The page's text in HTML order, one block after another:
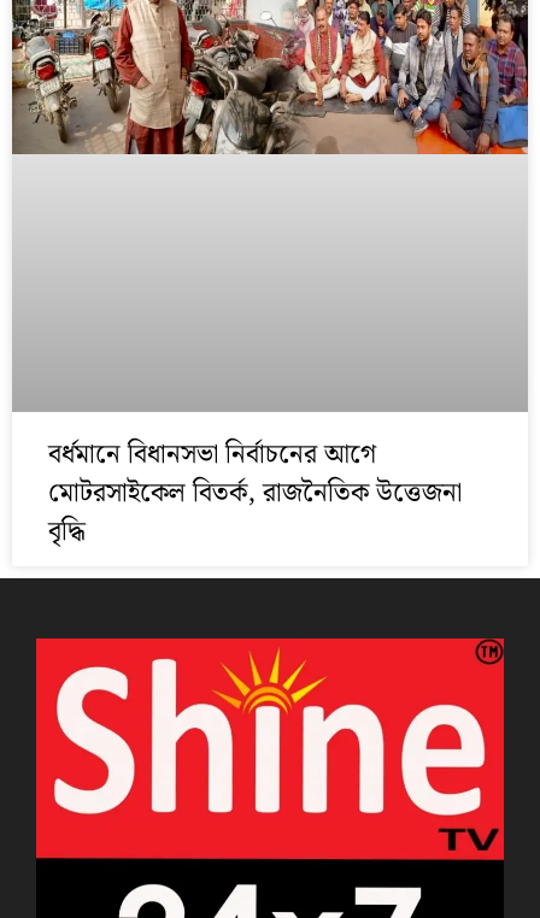
বর্ধমানে বিধানসভা নির্বাচনের আগে
মোটরসাইকেল বিতর্ক, রাজনৈতিক উত্তেজনা
বৃদ্ধি